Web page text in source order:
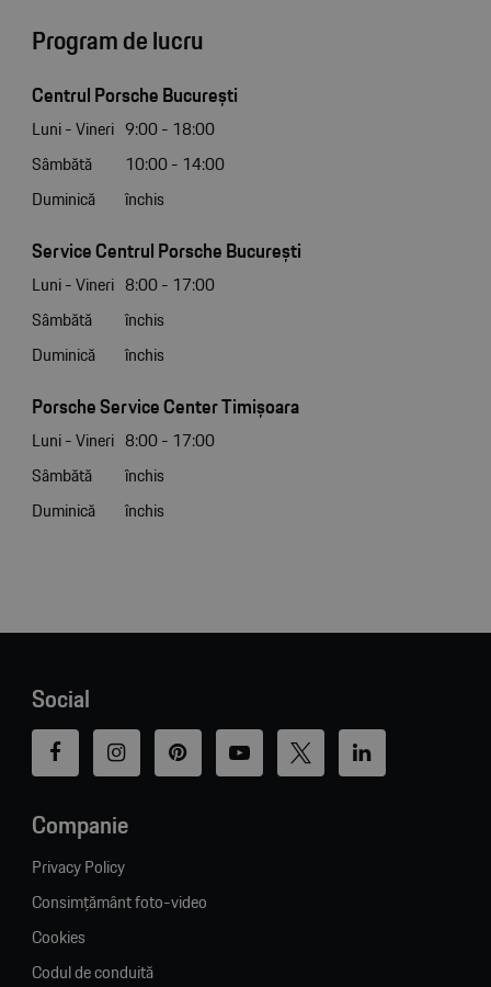
Program de lucru
Centrul Porsche București
Luni - Vineri 9:00 - 18:00
Sâmbătă
10:00 - 14:00
Duminică
închis
Service Centrul Porsche București
Luni - Vineri 8:00 - 17:00
Sâmbătă
închis
Duminică
închis
Porsche Service Center Timișoara
Luni - Vineri 8:00 - 17:00
Sâmbătă
închis
Duminică
închis
Social
Companie
Privacy Policy
Consimțământ foto-video
Cookies
Codul de conduită